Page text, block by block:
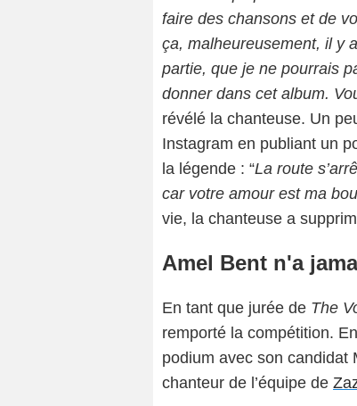
faire des chansons et de
ça, malheureusement, il y
partie, que je ne pourrais
donner dans cet album.
révélé la chanteuse. Un
Instagram en publiant un
la légende : “La route
car votre amour est ma
vie, la chanteuse a
Amel Bent n'a
En tant que jurée de The
remporté la compétition.
podium avec son candidat
chanteur de l’équipe de